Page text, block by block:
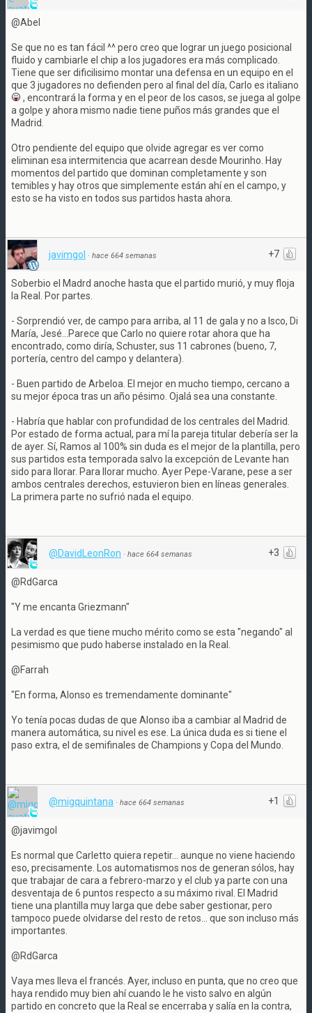
@Abel
Se que no es tan fácil ^^ pero creo que lograr un juego posicional
fluido y cambiarle el chip a los jugadores era más complicado.
Tiene que ser dificilisimo montar una defensa en un equipo en el
que 3 jugadores no defienden pero al final del día, Carlo es italiano
, encontrará la forma y en el peor de los casos, se juega al golpe
a golpe y ahora mismo nadie tiene puños más grandes que el
Madrid.
Otro pendiente del equipo que olvide agregar es ver como
eliminan esa intermitencia que acarrean desde Mourinho. Hay
momentos del partido que dominan completamente y son
temibles y hay otros que simplemente están ahí en el campo, y
esto se ha visto en todos sus partidos hasta ahora.
+7
javimgol · hace 664 semanas
Soberbio el Madrd anoche hasta que el partido murió, y muy floja
la Real. Por partes.
- Sorprendió ver, de campo para arriba, al 11 de gala y no a Isco, Di
María, Jesé...Parece que Carlo no quiere rotar ahora que ha
encontrado, como diría, Schuster, sus 11 cabrones (bueno, 7,
portería, centro del campo y delantera).
- Buen partido de Arbeloa. El mejor en mucho tiempo, cercano a
su mejor época tras un año pésimo. Ojalá sea una constante.
- Habría que hablar con profundidad de los centrales del Madrid.
Por estado de forma actual, para mí la pareja titular debería ser la
de ayer. Sí, Ramos al 100% sin duda es el mejor de la plantilla, pero
sus partidos esta temporada salvo la excepción de Levante han
sido para llorar. Para llorar mucho. Ayer Pepe-Varane, pese a ser
ambos centrales derechos, estuvieron bien en líneas generales.
La primera parte no sufrió nada el equipo.
+3
@DavidLeonRon · hace 664 semanas
@RdGarca
"Y me encanta Griezmann"
La verdad es que tiene mucho mérito como se esta "negando" al
pesimismo que pudo haberse instalado en la Real.
@Farrah
"En forma, Alonso es tremendamente dominante"
Yo tenía pocas dudas de que Alonso iba a cambiar al Madrid de
manera automática, su nivel es ese. La única duda es si tiene el
paso extra, el de semifinales de Champions y Copa del Mundo.
+1
@migquintana · hace 664 semanas
@javimgol
Es normal que Carletto quiera repetir... aunque no viene haciendo
eso, precisamente. Los automatismos nos de generan sólos, hay
que trabajar de cara a febrero-marzo y el club ya parte con una
desventaja de 6 puntos respecto a su máximo rival. El Madrid
tiene una plantilla muy larga que debe saber gestionar, pero
tampoco puede olvidarse del resto de retos... que son incluso más
importantes.
@RdGarca
Vaya mes lleva el francés. Ayer, incluso en punta, que no creo que
haya rendido muy bien ahí cuando le he visto salvo en algún
partido en concreto que la Real se encerraba y salía en la contra,